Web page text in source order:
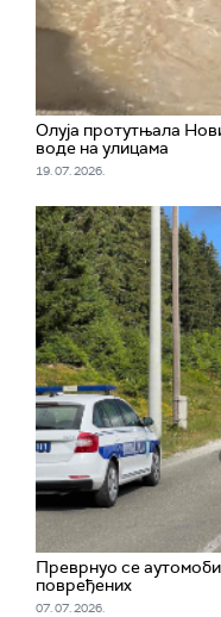
Олуја протутњала
воде на улицама
19. 07. 2026.
Преврнуо се
повређених
07. 07. 2026.